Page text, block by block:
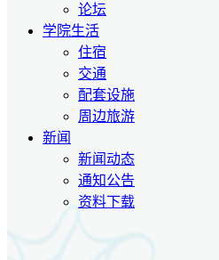
论坛
学院生活
住宿
交通
配套设施
周边旅游
新闻
新闻动态
通知公告
资料下载